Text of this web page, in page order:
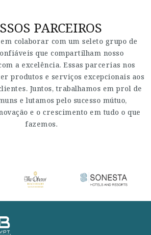
PARCEIROS
colaborar com um seleto grupo de
que compartilham nosso
a excelência. Essas parcerias nos
produtos e serviços excepcionais aos
Juntos, trabalhamos em prol de
e lutamos pelo sucesso mútuo,
e o crescimento em tudo o que
fazemos.